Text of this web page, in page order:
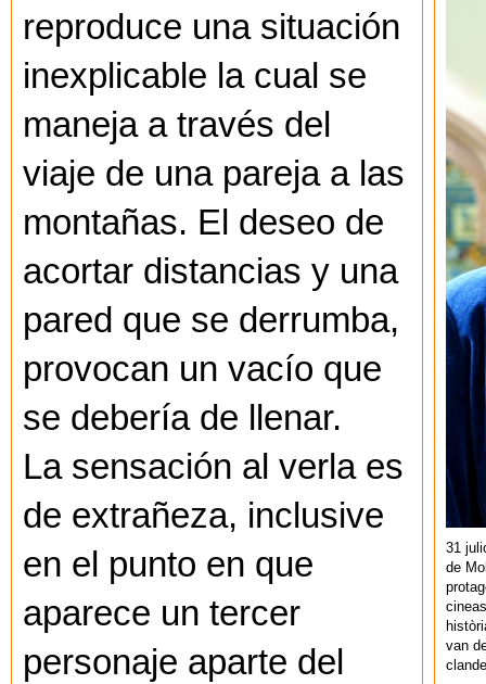
reproduce una situación
inexplicable la cual se
maneja a través del
viaje de una pareja a las
montañas. El deseo de
acortar distancias y una
pared que se derrumba,
provocan un vacío que
se debería de llenar.
La sensación al verla es
de extrañeza, inclusive
en el punto en que
aparece un tercer
personaje aparte del
31
de
van